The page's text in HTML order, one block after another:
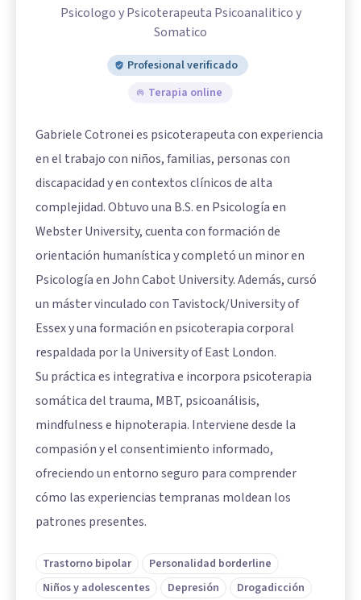
Psicologo y Psicoterapeuta Psicoanalitico y
Somatico
Profesional verificado
Terapia online
Gabriele Cotronei es psicoterapeuta con experiencia
en el trabajo con niños, familias, personas con
discapacidad y en contextos clínicos de alta
complejidad. Obtuvo una B.S. en Psicología en
Webster University, cuenta con formación de
orientación humanística y completó un minor en
Psicología en John Cabot University. Además, cursó
un máster vinculado con Tavistock/University of
Essex y una formación en psicoterapia corporal
respaldada por la University of East London.
Su práctica es integrativa e incorpora psicoterapia
somática del trauma, MBT, psicoanálisis,
mindfulness e hipnoterapia. Interviene desde la
compasión y el consentimiento informado,
ofreciendo un entorno seguro para comprender
cómo las experiencias tempranas moldean los
patrones presentes.
Trastorno bipolar
Personalidad borderline
Niños y adolescentes
Depresión
Drogadicción